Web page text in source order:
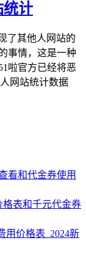
统计
了其他人网站的
事情，这是一种
啦官方已经将恶
网站统计数据
看和代金券使用
格表和千元代金券
用价格表_2024新